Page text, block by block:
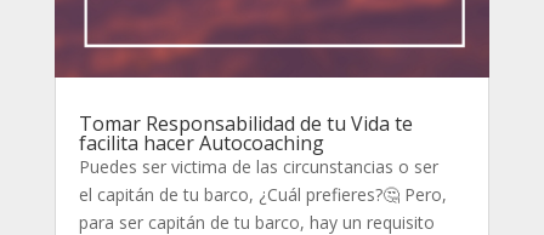
Tomar Responsabilidad de tu Vida te
facilita hacer Autocoaching
Puedes ser victima de las circunstancias o ser
el capitán de tu barco, ¿Cuál prefieres?🤔 Pero,
para ser capitán de tu barco, hay un requisito